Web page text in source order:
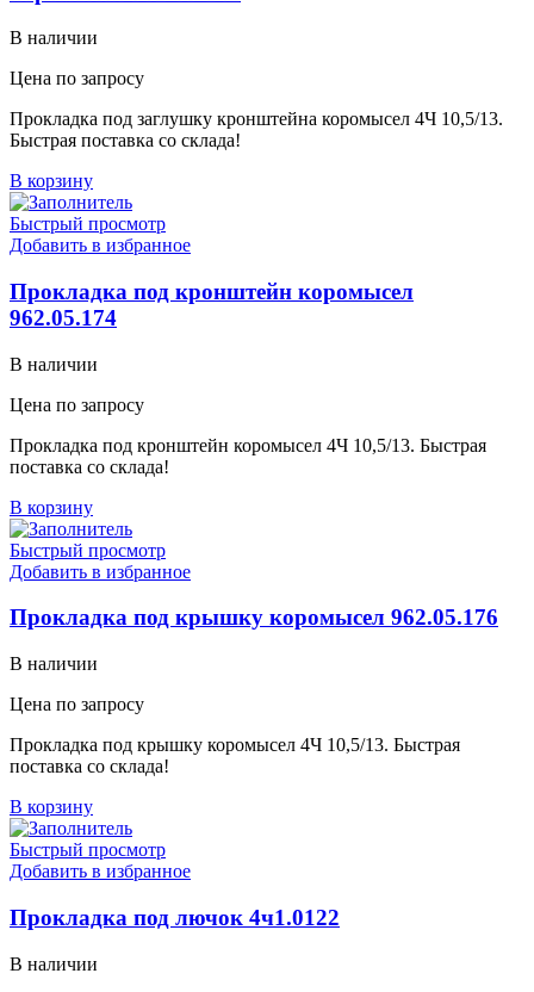
В наличии
Цена по запросу
Прокладка под заглушку кронштейна коромысел 4Ч 10,5/13.
Быстрая поставка со склада!
В корзину
Быстрый просмотр
Добавить в избранное
Прокладка под кронштейн коромысел
962.05.174
В наличии
Цена по запросу
Прокладка под кронштейн коромысел 4Ч 10,5/13. Быстрая
поставка со склада!
В корзину
Быстрый просмотр
Добавить в избранное
Прокладка под крышку коромысел 962.05.176
В наличии
Цена по запросу
Прокладка под крышку коромысел 4Ч 10,5/13. Быстрая
поставка со склада!
В корзину
Быстрый просмотр
Добавить в избранное
Прокладка под лючок 4ч1.0122
В наличии